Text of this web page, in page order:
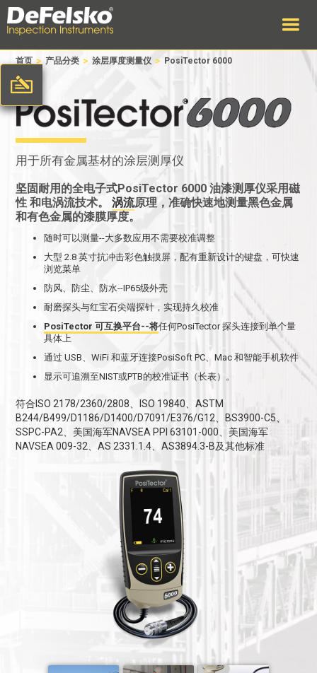
首页 > 产品分类 > 涂层厚度测量仪 > PosiTector 6000
用于所有金属基材的涂层测厚仪
坚固耐用的全电子式PosiTector 6000 油漆测厚仪采用磁
性 和电涡流技术。涡流原理，准确快速地测量黑色金属
和有色金属的漆膜厚度。
随时可以测量--大多数应用不需要校准调整
大型 2.8 英寸抗冲击彩色触摸屏，配有重新设计的键盘，可快速
浏览菜单
防风、防尘、防水--IP65级外壳
耐磨探头与红宝石尖端探针，实现持久校准
PosiTector 可互换平台--将任何PosiTector 探头连接到单个量
具体上
通过 USB、WiFi 和蓝牙连接PosiSoft PC、Mac 和智能手机软件
显示可追溯至NIST或PTB的校准证书（长表）。
符合ISO 2178/2360/2808、ISO 19840、ASTM
B244/B499/D1186/D1400/D7091/E376/G12、BS3900-C5、
SSPC-PA2、美国海军NAVSEA PPI 63101-000、美国海军
NAVSEA 009-32、AS 2331.1.4、AS3894.3-B及其他标准